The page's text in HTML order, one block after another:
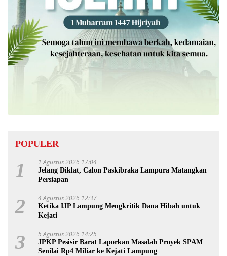
POPULER
1 1 Agustus 2026 17:04
Jelang Diklat, Calon Paskibraka Lampura Matangkan
Persiapan
2 4 Agustus 2026 12:37
Ketika IJP Lampung Mengkritik Dana Hibah untuk
Kejati
3 5 Agustus 2026 14:25
JPKP Pesisir Barat Laporkan Masalah Proyek SPAM
Senilai Rp4 Miliar ke Kejati Lampung